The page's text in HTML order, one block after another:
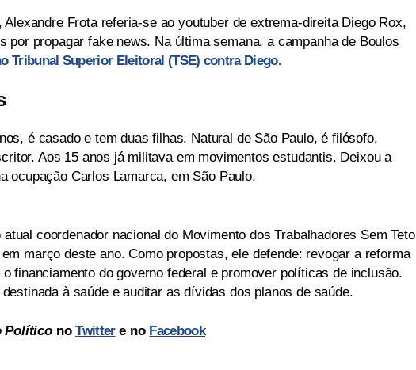
Frota referia-se ao youtuber de extrema-direita Diego Rox,
por propagar fake news. Na última semana, a campanha de Boulos
Tribunal Superior Eleitoral (TSE) contra Diego.
é casado e tem duas filhas. Natural de São Paulo, é filósofo,
Aos 15 anos já militava em movimentos estudantis. Deixou a
ocupação Carlos Lamarca, em São Paulo.
coordenador nacional do Movimento dos Trabalhadores Sem Teto
março deste ano. Como propostas, ele defende: revogar a reforma
financiamento do governo federal e promover políticas de inclusão.
à saúde e auditar as dívidas dos planos de saúde.
PolíticonoTwittere no Facebook